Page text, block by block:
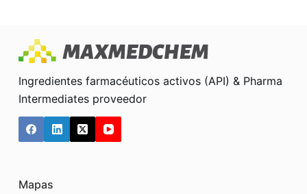
Ingredientes farmacéuticos activos (API) & Pharma
Intermediates proveedor
Mapas